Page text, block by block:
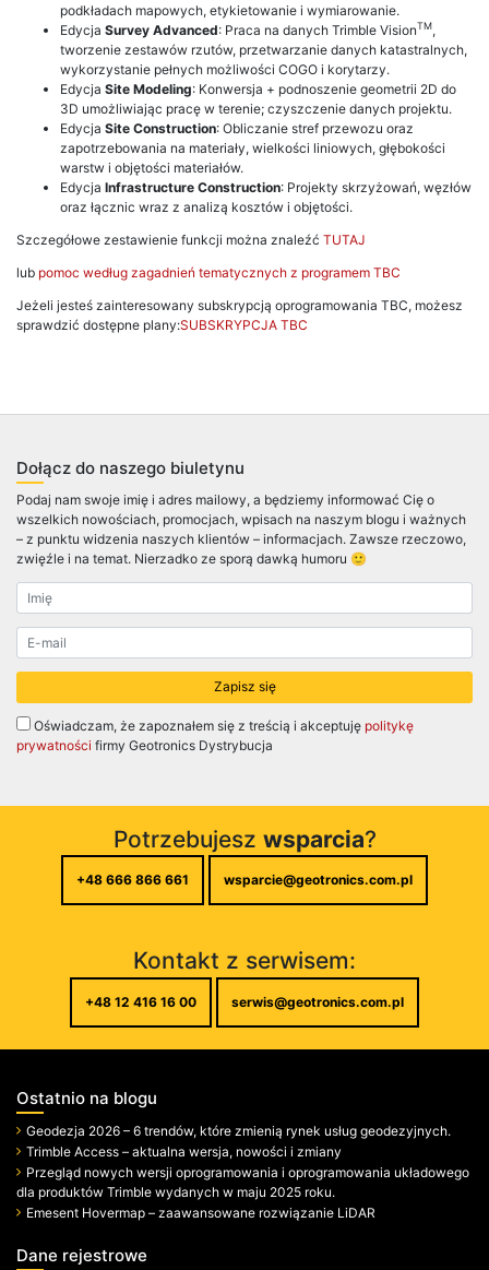
podkładach mapowych, etykietowanie i wymiarowanie.
Edycja Survey Advanced: Praca na danych Trimble VisionTM,
tworzenie zestawów rzutów, przetwarzanie danych katastralnych,
wykorzystanie pełnych możliwości COGO i korytarzy.
Edycja Site Modeling: Konwersja + podnoszenie geometrii 2D do
3D umożliwiając pracę w terenie; czyszczenie danych projektu.
Edycja Site Construction: Obliczanie stref przewozu oraz
zapotrzebowania na materiały, wielkości liniowych, głębokości
warstw i objętości materiałów.
Edycja Infrastructure Construction: Projekty skrzyżowań, węzłów
oraz łącznic wraz z analizą kosztów i objętości.
Szczegółowe zestawienie funkcji można znaleźć TUTAJ
lub pomoc według zagadnień tematycznych z programem TBC
Jeżeli jesteś zainteresowany subskrypcją oprogramowania TBC, możesz
sprawdzić dostępne plany:SUBSKRYPCJA TBC
Dołącz do naszego biuletynu
Podaj nam swoje imię i adres mailowy, a będziemy informować Cię o
wszelkich nowościach, promocjach, wpisach na naszym blogu i ważnych
– z punktu widzenia naszych klientów – informacjach. Zawsze rzeczowo,
zwięźle i na temat. Nierzadko ze sporą dawką humoru 🙂
Oświadczam, że zapoznałem się z treścią i akceptuję politykę
prywatności firmy Geotronics Dystrybucja
Potrzebujesz wsparcia?
+48 666 866 661 wsparcie@geotronics.com.pl
Kontakt z serwisem:
+48 12 416 16 00 serwis@geotronics.com.pl
Ostatnio na blogu
Geodezja 2026 – 6 trendów, które zmienią rynek usług geodezyjnych.
Trimble Access – aktualna wersja, nowości i zmiany
Przegląd nowych wersji oprogramowania i oprogramowania układowego
dla produktów Trimble wydanych w maju 2025 roku.
Emesent Hovermap – zaawansowane rozwiązanie LiDAR
Dane rejestrowe